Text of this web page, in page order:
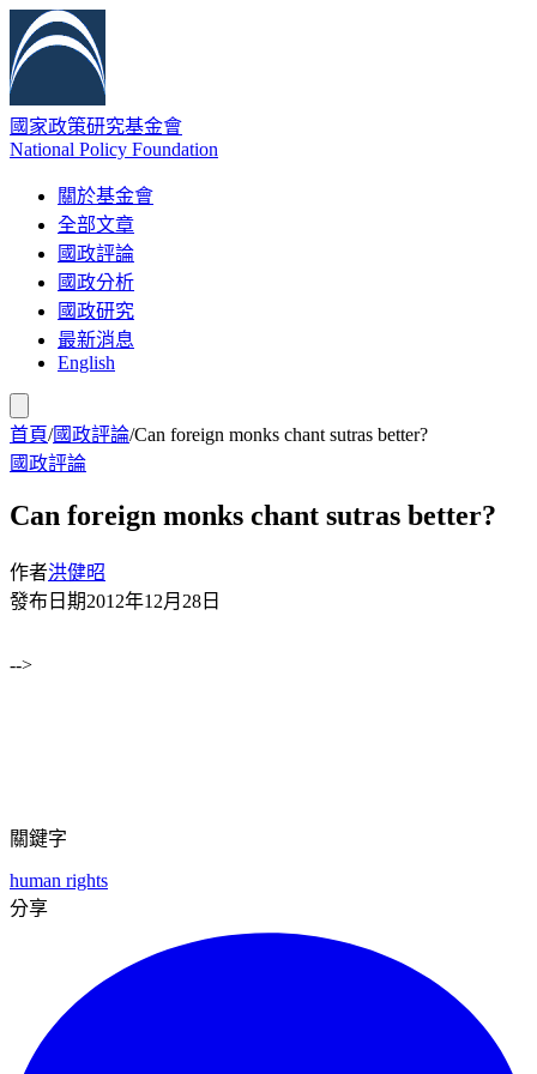
國家政策研究基金會
National Policy Foundation
關於基金會
全部文章
國政評論
國政分析
國政研究
最新消息
English
首頁/國政評論/Can foreign monks chant sutras better?
國政評論
Can foreign monks chant sutras better?
作者洪健昭
發布日期2012年12月28日
-->
關鍵字
human rights
分享